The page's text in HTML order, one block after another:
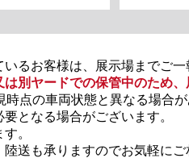
るお客様は、展示場までご一
別ヤードでの保管中のため
点の車両状態と異なる場合が
となる場合がございます。
。
送も承りますのでお気軽にご